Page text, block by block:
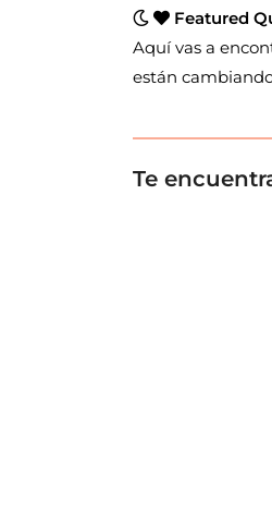
Featured
Aquí vas a
están
Te